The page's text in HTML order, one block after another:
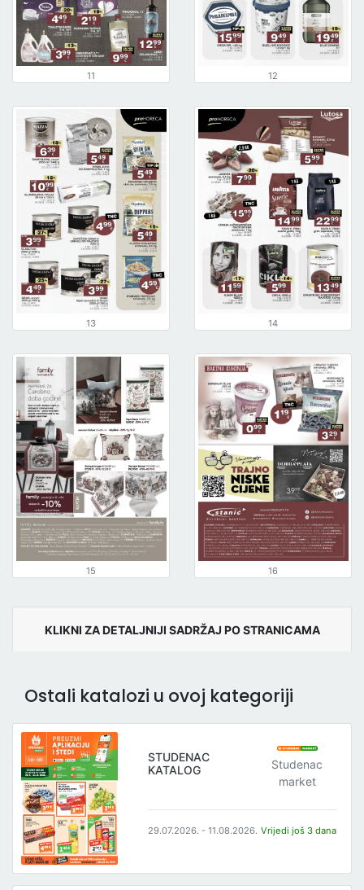
11 12
13 14
15 16
KLIKNI ZA DETALJNIJI SADRŽAJ PO STRANICAMA
Ostali katalozi u ovoj kategoriji
STUDENAC
KATALOG
Studenac
market
29.07.2026. - 11.08.2026. Vrijedi još 3 dana